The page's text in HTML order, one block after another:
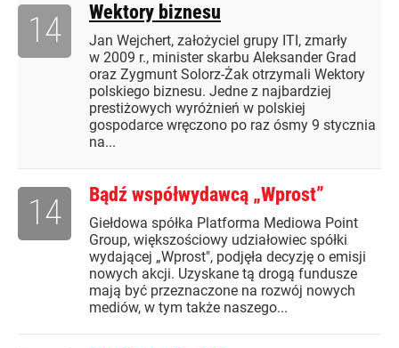
Wektory biznesu
Jan Wejchert, założyciel grupy ITI, zmarły
w 2009 r., minister skarbu Aleksander Grad
oraz Zygmunt Solorz-Żak otrzymali Wektory
polskiego biznesu. Jedne z najbardziej
prestiżowych wyróżnień w polskiej
gospodarce wręczono po raz ósmy 9 stycznia
na...
14
Bądź współwydawcą „Wprost”
Giełdowa spółka Platforma Mediowa Point
Group, większościowy udziałowiec spółki
wydającej „Wprost", podjęła decyzję o emisji
nowych akcji. Uzyskane tą drogą fundusze
mają być przeznaczone na rozwój nowych
mediów, w tym także naszego...
14